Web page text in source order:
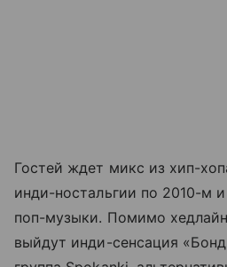
Гостей ждет микс из хип-
инди-ностальгии по 2010-м
поп-музыки. Помимо
выйдут инди-сенсация